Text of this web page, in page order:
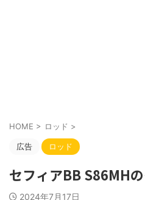
HOME > ロッド >
広告 ロッド
セフィアBB S86MH
2024年7月17日